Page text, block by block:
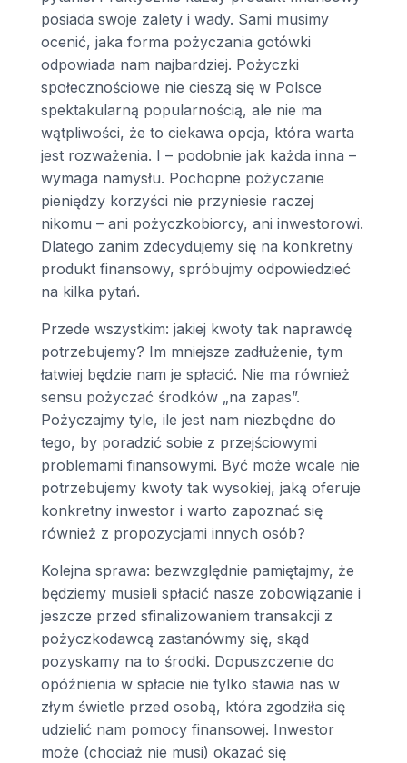
posiada swoje zalety i wady. Sami musimy
ocenić, jaka forma pożyczania gotówki
odpowiada nam najbardziej. Pożyczki
społecznościowe nie cieszą się w Polsce
spektakularną popularnością, ale nie ma
wątpliwości, że to ciekawa opcja, która warta
jest rozważenia. I – podobnie jak każda inna –
wymaga namysłu. Pochopne pożyczanie
pieniędzy korzyści nie przyniesie raczej
nikomu – ani pożyczkobiorcy, ani inwestorowi.
Dlatego zanim zdecydujemy się na konkretny
produkt finansowy, spróbujmy odpowiedzieć
na kilka pytań.
Przede wszystkim: jakiej kwoty tak naprawdę
potrzebujemy? Im mniejsze zadłużenie, tym
łatwiej będzie nam je spłacić. Nie ma również
sensu pożyczać środków „na zapas”.
Pożyczajmy tyle, ile jest nam niezbędne do
tego, by poradzić sobie z przejściowymi
problemami finansowymi. Być może wcale nie
potrzebujemy kwoty tak wysokiej, jaką oferuje
konkretny inwestor i warto zapoznać się
również z propozycjami innych osób?
Kolejna sprawa: bezwzględnie pamiętajmy, że
będziemy musieli spłacić nasze zobowiązanie i
jeszcze przed sfinalizowaniem transakcji z
pożyczkodawcą zastanówmy się, skąd
pozyskamy na to środki. Dopuszczenie do
opóźnienia w spłacie nie tylko stawia nas w
złym świetle przed osobą, która zgodziła się
udzielić nam pomocy finansowej. Inwestor
może (chociaż nie musi) okazać się